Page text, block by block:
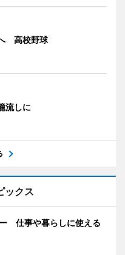
高校野球
流しに
ックス
仕事や暮らしに使える